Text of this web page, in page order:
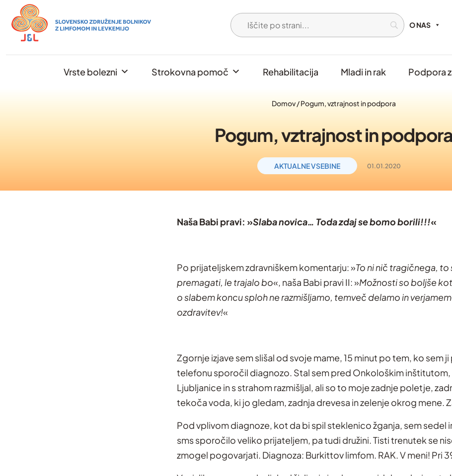
Skip
to
content
O NAS
Vrste bolezni Strokovna pomoč Rehabilitacija Mladi in rak Podpora
Domov/Pogum, vztrajnost in podpora
Pogum, vztrajnost in podpora
AKTUALNE VSEBINE 01.01.2020
Naša Babi pravi: »Slaba novica… Toda zdaj se bomo borili!!!«
Po prijateljskem zdravniškem komentarju: »To ni nič tragičnega, to
premagati, le trajalo bo«, naša Babi pravi II: »Možnosti so boljše
o slabem koncu sploh ne razmišljamo, temveč delamo in
ozdravitev!«
Zgornje izjave sem slišal od svoje mame, 15 minut po tem, ko sem ji
telefonu sporočil diagnozo. Stal sem pred Onkološkim inštitutom,
Ljubljanice in s strahom razmišljal, ali so to moje zadnje poletje,
tekoča voda, ki jo gledam, zadnja drevesa in zelenje okrog mene.
Pod vplivom diagnoze, kot da bi spil steklenico žganja, sem sedel
sms sporočilo veliko prijateljem, pa tudi družini. Tisti trenutek se
zmogel pogovarjati. Diagnoza: Burkittov limfom. RAK. V meni! Pri